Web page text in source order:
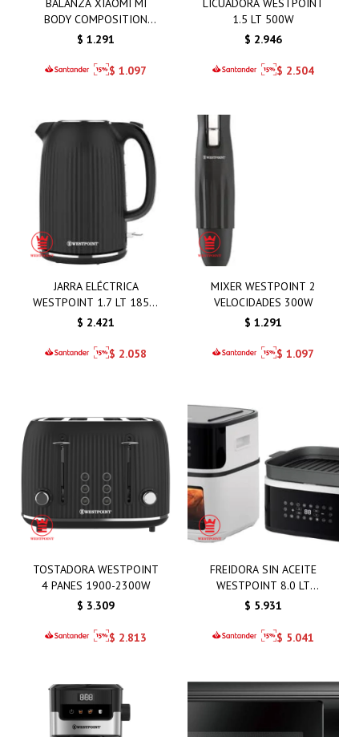
BALANZA XIAOMI MI
BODY COMPOSITION
SCALE S400
$ 1.291
$ 1.097
LICUADORA WESTPOINT
1.5 LT 500W
$ 2.946
$ 2.504
JARRA ELÉCTRICA
WESTPOINT 1.7 LT 1850-
2200W
$ 2.421
$ 2.058
MIXER WESTPOINT 2
VELOCIDADES 300W
$ 1.291
$ 1.097
TOSTADORA WESTPOINT
4 PANES 1900-2300W
$ 3.309
$ 2.813
FREIDORA SIN ACEITE
WESTPOINT 8.0 LT
1650W CON GRILL
$ 5.931
$ 5.041